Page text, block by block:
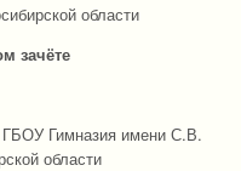
области
зачёте
ГБОУ Гимназия имени С.В.
области